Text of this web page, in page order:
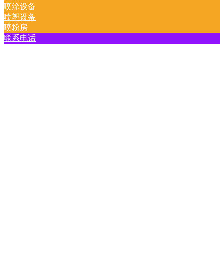
喷涂设备
喷塑设备
喷粉房
联系电话